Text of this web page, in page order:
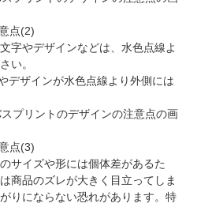
点(2)
字やデザインなどは、水色点線よ
い。
デザインが水色点線より外側には
点(3)
サイズや形には個体差があるた
商品のズレが大きく目立ってしま
りにならない恐れがあります。特